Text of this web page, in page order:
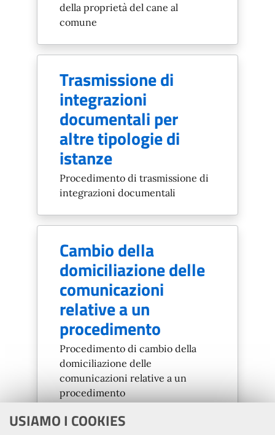
USIAMO I COOKIES
della proprietà del cane al
comune
Trasmissione di
integrazioni
documentali per
altre tipologie di
istanze
Procedimento di trasmissione di
integrazioni documentali
Cambio della
domiciliazione delle
comunicazioni
relative a un
procedimento
Procedimento di cambio della
domiciliazione delle
comunicazioni relative a un
procedimento